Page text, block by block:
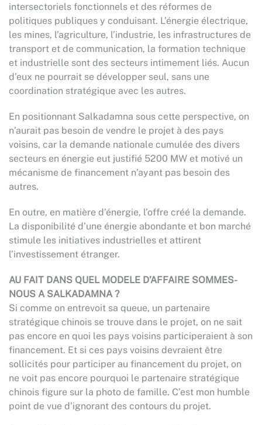
intersectoriels fonctionnels et des réformes de
politiques publiques y conduisant. L’énergie électrique,
les mines, l’agriculture, l’industrie, les infrastructures de
transport et de communication, la formation technique
et industrielle sont des secteurs intimement liés. Aucun
d’eux ne pourrait se développer seul, sans une
coordination stratégique avec les autres.
En positionnant Salkadamna sous cette perspective, on
n’aurait pas besoin de vendre le projet à des pays
voisins, car la demande nationale cumulée des divers
secteurs en énergie eut justifié 5200 MW et motivé un
mécanisme de financement n’ayant pas besoin des
autres.
En outre, en matière d’énergie, l’offre créé la demande.
La disponibilité d’une énergie abondante et bon marché
stimule les initiatives industrielles et attirent
l’investissement étranger.
AU FAIT DANS QUEL MODELE D’AFFAIRE SOMMES-
NOUS A SALKADAMNA ?
Si comme on entrevoit sa queue, un partenaire
stratégique chinois se trouve dans le projet, on ne sait
pas encore en quoi les pays voisins participeraient à son
financement. Et si ces pays voisins devraient être
sollicités pour participer au financement du projet, on
ne voit pas encore pourquoi le partenaire stratégique
chinois figure sur la photo de famille. C’est mon humble
point de vue d’ignorant des contours du projet.